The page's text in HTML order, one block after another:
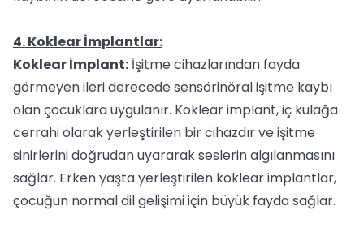
4. Koklear İmplantlar:
Koklear İmplant: İşitme cihazlarından fayda
görmeyen ileri derecede sensörinöral işitme kaybı
olan çocuklara uygulanır. Koklear implant, iç kulağa
cerrahi olarak yerleştirilen bir cihazdır ve işitme
sinirlerini doğrudan uyararak seslerin algılanmasını
sağlar. Erken yaşta yerleştirilen koklear implantlar,
çocuğun normal dil gelişimi için büyük fayda sağlar.